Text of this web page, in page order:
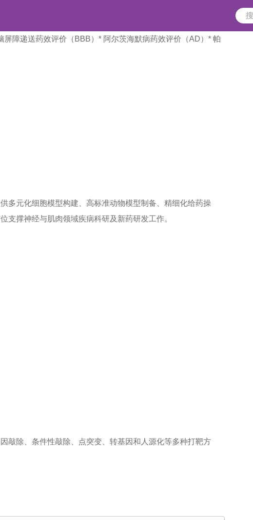
屏障递送药效评价（BBB） * 阿尔茨海默病药效评价（AD） * 帕
、病理分析、分子机制研究及体内外药效评价一站式服务，
多元化细胞模型构建、高标准动物模型制备、精细化给药操
支撑神经与肌肉领域疾病科研及新药研发工作。
敲除、条件性敲除、点突变、转基因和人源化等多种打靶方